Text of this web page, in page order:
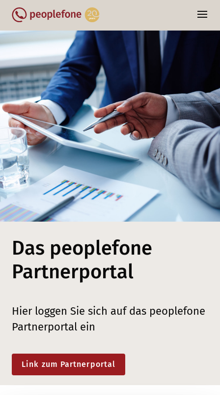
Das peoplefone
Partnerportal
Hier loggen Sie sich auf das peoplefone
Partnerportal ein
Link zum Partnerportal